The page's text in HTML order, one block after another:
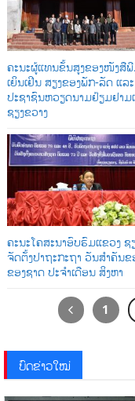
ຄະນະຜູ້ແທນຂັ້ນສູງຂອງໜັງສື
ເຍິນເຢິນ ສຽງຂອງພັກ-ລັດ ແລະ
ປະຊາຊົນຫວຽດນາມຢ້ຽມຢາມ
ຊຽງຂວາງ
ຄະນະ​ໂຄສະນາ​ອົບຮົມ​ແຂວງ ຊ
ຈັດ​ຕັ້ງ​ປາຖະກະຖາ ວັນ​ສໍາຄັນ​ຂ
ຂອງ​ຊາດ ປະ​ຈໍາ​ເດືອນ ສິງຫາ
1
ບົດຂ່າວໃໝ່